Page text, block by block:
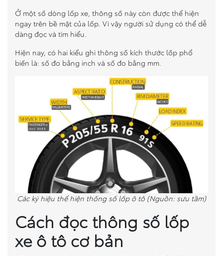
Ở một số dòng lốp xe, thông số này còn được thể hiện
ngay trên bề mặt của lốp. Vì vậy người sử dụng có thể dễ
dàng đọc và tìm hiểu.
Hiện nay, có hai kiểu ghi thông số kích thước lốp phổ
biến là: số đo bằng inch và số đo bằng mm.
Các ký hiệu thể hiện thống số lốp ô tô (Nguồn: sưu tầm)
Cách đọc thông số lốp
xe ô tô cơ bản